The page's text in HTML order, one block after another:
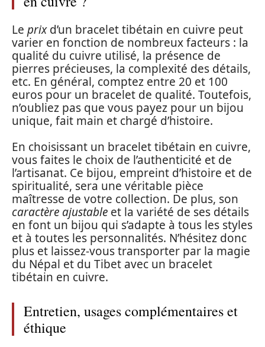
Le prixd’un bracelet tibétain en cuivre peut
varier en fonction de nombreux facteurs : la
qualité du cuivre utilisé, la présence de
pierres précieuses, la complexité des détails,
etc. En général, comptez entre 20 et 100
euros pour un bracelet de qualité. Toutefois,
n’oubliez pas que vous payez pour un bijou
unique, fait main et chargé d’histoire.
En choisissant un bracelet tibétain en cuivre,
vous faites le choix de l’authenticité et de
l’artisanat. Ce bijou, empreint d’histoire et de
spiritualité, sera une véritable pièce
maîtresse de votre collection. De plus, son
caractère ajustable et la variété de ses détails
en font un bijou qui s’adapte à tous les styles
et à toutes les personnalités. N’hésitez donc
plus et laissez-vous transporter par la magie
du Népal et du Tibet avec un bracelet
tibétain en cuivre.
Entretien, usages complémentaires et
éthique